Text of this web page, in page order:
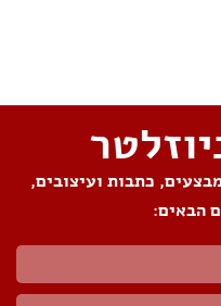
כתבות ועיצובים,
הבאים: